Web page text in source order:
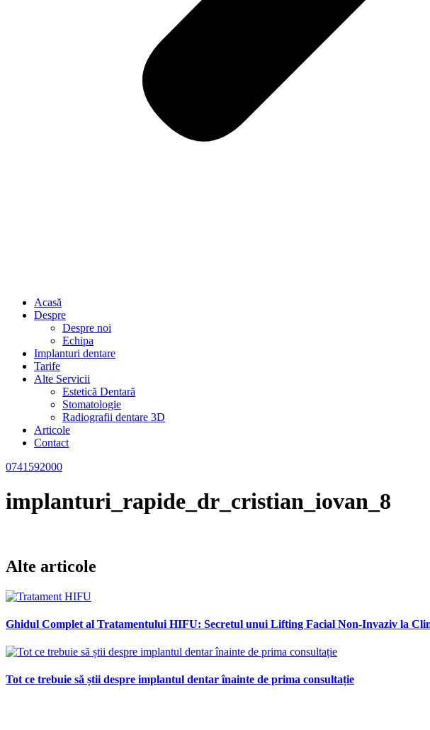
Acasă
Despre
Despre noi
Echipa
Implanturi dentare
Tarife
Alte Servicii
Estetică Dentară
Stomatologie
Radiografii dentare 3D
Articole
Contact
0741592000
implanturi_rapide_dr_cristian_iovan_8
Alte articole
Ghidul Complet al Tratamentului HIFU: Secretul unui Lifting Facial Non-Invaziv la
Tot ce trebuie să știi despre implantul dentar înainte de prima consultație